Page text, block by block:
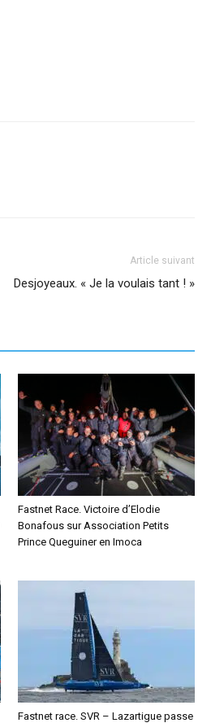
Article suivant
Desjoyeaux. « Je la voulais tant ! »
Fastnet Race. Victoire d’Elodie
Bonafous sur Association Petits
Prince Queguiner en Imoca
Fastnet race. SVR – Lazartigue passe